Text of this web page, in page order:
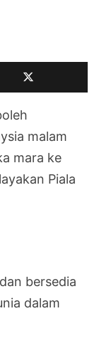
malam
mara ke
Piala
bersedia
dalam